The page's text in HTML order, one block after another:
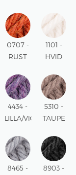
0707 -
RUST
1101 -
HVID
4434 -
LILLA/VIOLET
5310 -
TAUPE
UNI
8465 -
8903 -